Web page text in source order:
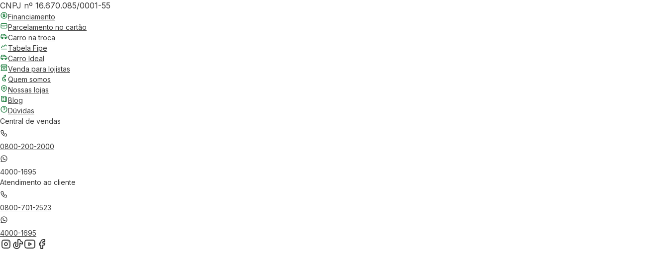
CNPJ nº 16.670.085/0001-55
Financiamento
Parcelamento no cartão
Carro na troca
Tabela Fipe
Carro Ideal
Venda para lojistas
Quem somos
Nossas lojas
Blog
Dúvidas
Central de vendas
0800-200-2000
4000-1695
Atendimento ao cliente
0800-701-2523
4000-1695